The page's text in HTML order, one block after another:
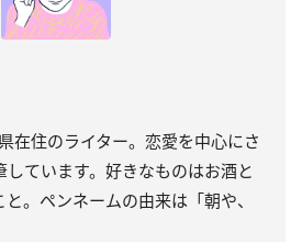
在住のライター。恋愛を中心にさ
ています。好きなものはお酒と
。ペンネームの由来は「朝や、